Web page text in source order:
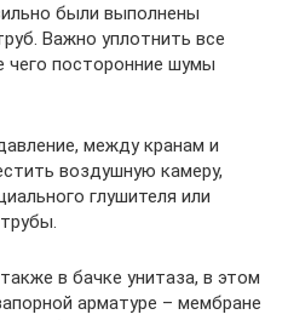
были выполнены
Важно уплотнить все
посторонние шумы
между кранам и
воздушную камеру,
глушителя или
в бачке унитаза, в этом
арматуре – мембране